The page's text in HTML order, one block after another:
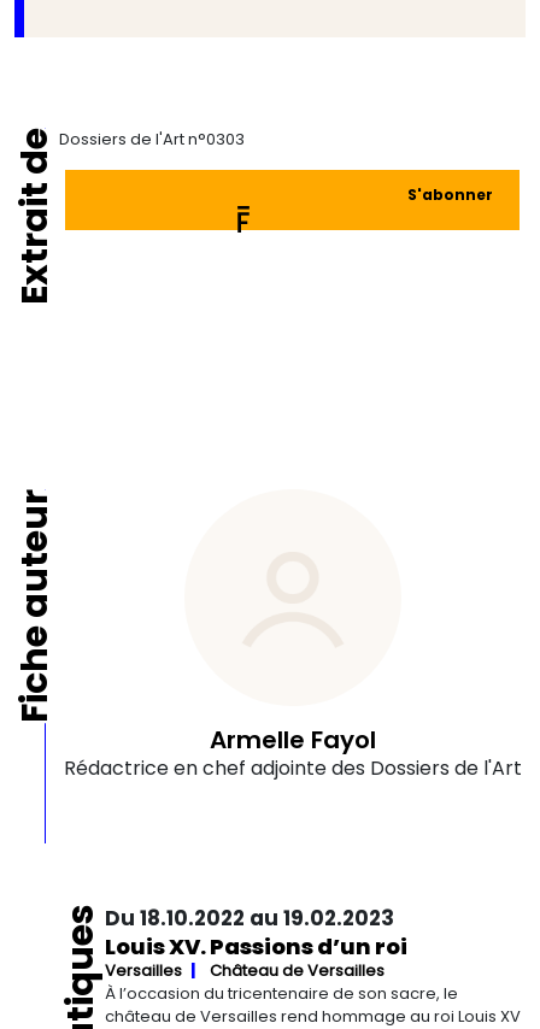
Extrait de Dossiers de l'Art n°0303
S'abonner
Fiche auteur
Armelle Fayol
Rédactrice en chef adjointe des Dossiers de l'Art
Du 18.10.2022 au 19.02.2023
Louis XV. Passions d’un roi
Versailles
Château de Versailles
À l’occasion du tricentenaire de son sacre, le
château de Versailles rend hommage au roi Louis XV